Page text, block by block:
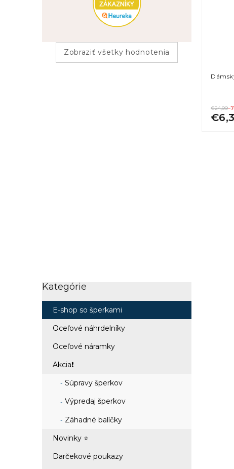
Zobraziť všetky hodnotenia
Preskočiť
Kategórie
E-shop so šperkami
Oceľové náhrdelníky
Oceľové náramky
Akcia❗
Súpravy šperkov
Výpredaj šperkov
Záhadné balíčky
Novinky ⭐
Darčekové poukazy
€24,99